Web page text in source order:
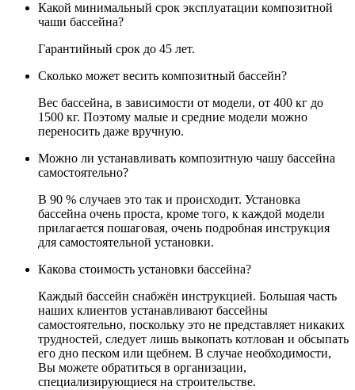
Какой минимальный срок эксплуатации композитной
чаши бассейна?
Гарантийный срок до 45 лет.
Сколько может весить композитный бассейн?
Вес бассейна, в зависимости от модели, от 400 кг до
1500 кг. Поэтому малые и средние модели можно
переносить даже вручную.
Можно ли устанавливать композитную чашу бассейна
самостоятельно?
В 90 % случаев это так и происходит. Установка
бассейна очень проста, кроме того, к каждой модели
прилагается пошаговая, очень подробная инструкция
для самостоятельной установки.
Какова стоимость установки бассейна?
Каждый бассейн снабжён инструкцией. Большая часть
наших клиентов устанавливают бассейны
самостоятельно, поскольку это не представляет никаких
трудностей, следует лишь выкопать котлован и обсыпать
его дно песком или щебнем. В случае необходимости,
Вы можете обратиться в организации,
специализирующиеся на строительстве.